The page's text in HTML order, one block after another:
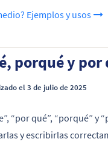
Ejemplos y usos
porqué y por
el 3 de julio de 2025
“por qué”, “porqué” y
y escribirlas